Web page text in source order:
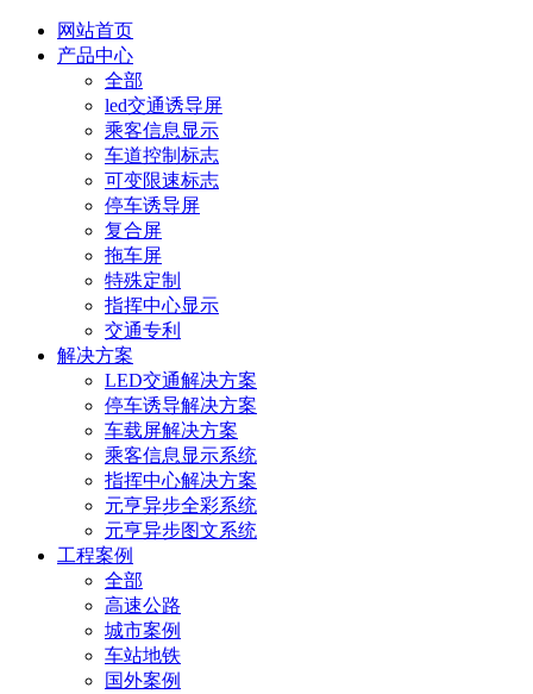
网站首页
产品中心
全部
led交通诱导屏
乘客信息显示
车道控制标志
可变限速标志
停车诱导屏
复合屏
拖车屏
特殊定制
指挥中心显示
交通专利
解决方案
LED交通解决方案
停车诱导解决方案
车载屏解决方案
乘客信息显示系统
指挥中心解决方案
元亨异步全彩系统
元亨异步图文系统
工程案例
全部
高速公路
城市案例
车站地铁
国外案例